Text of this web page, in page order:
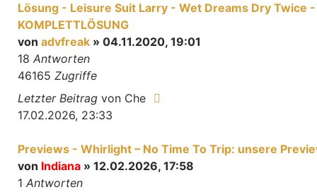
Lösung - Leisure Suit Larry - Wet Dreams Dry Twice -
KOMPLETTLÖSUNG
von advfreak » 04.11.2020, 19:01
18 Antworten
46165 Zugriffe
Letzter Beitrag von Che
17.02.2026, 23:33
Previews - Whirlight – No Time To Trip: unsere
von Indiana » 12.02.2026, 17:58
1 Antworten